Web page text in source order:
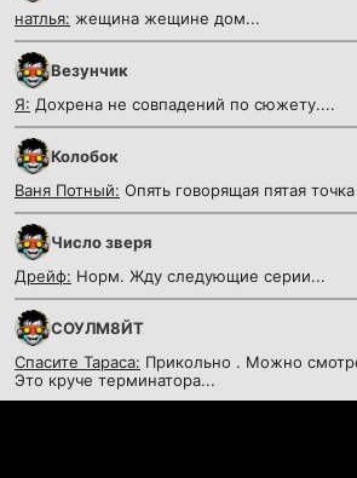
натлья: жещина жещине дом...
Везунчик
Я: Дохрена не совпадений по сюжету....
Колобок
Ваня Потный: Опять говорящая пятая
Число зверя
Дрейф: Норм. Жду следующие серии...
СОУЛМ8ЙТ
Спасите Тараса: Прикольно . Можно
Это круче терминатора...